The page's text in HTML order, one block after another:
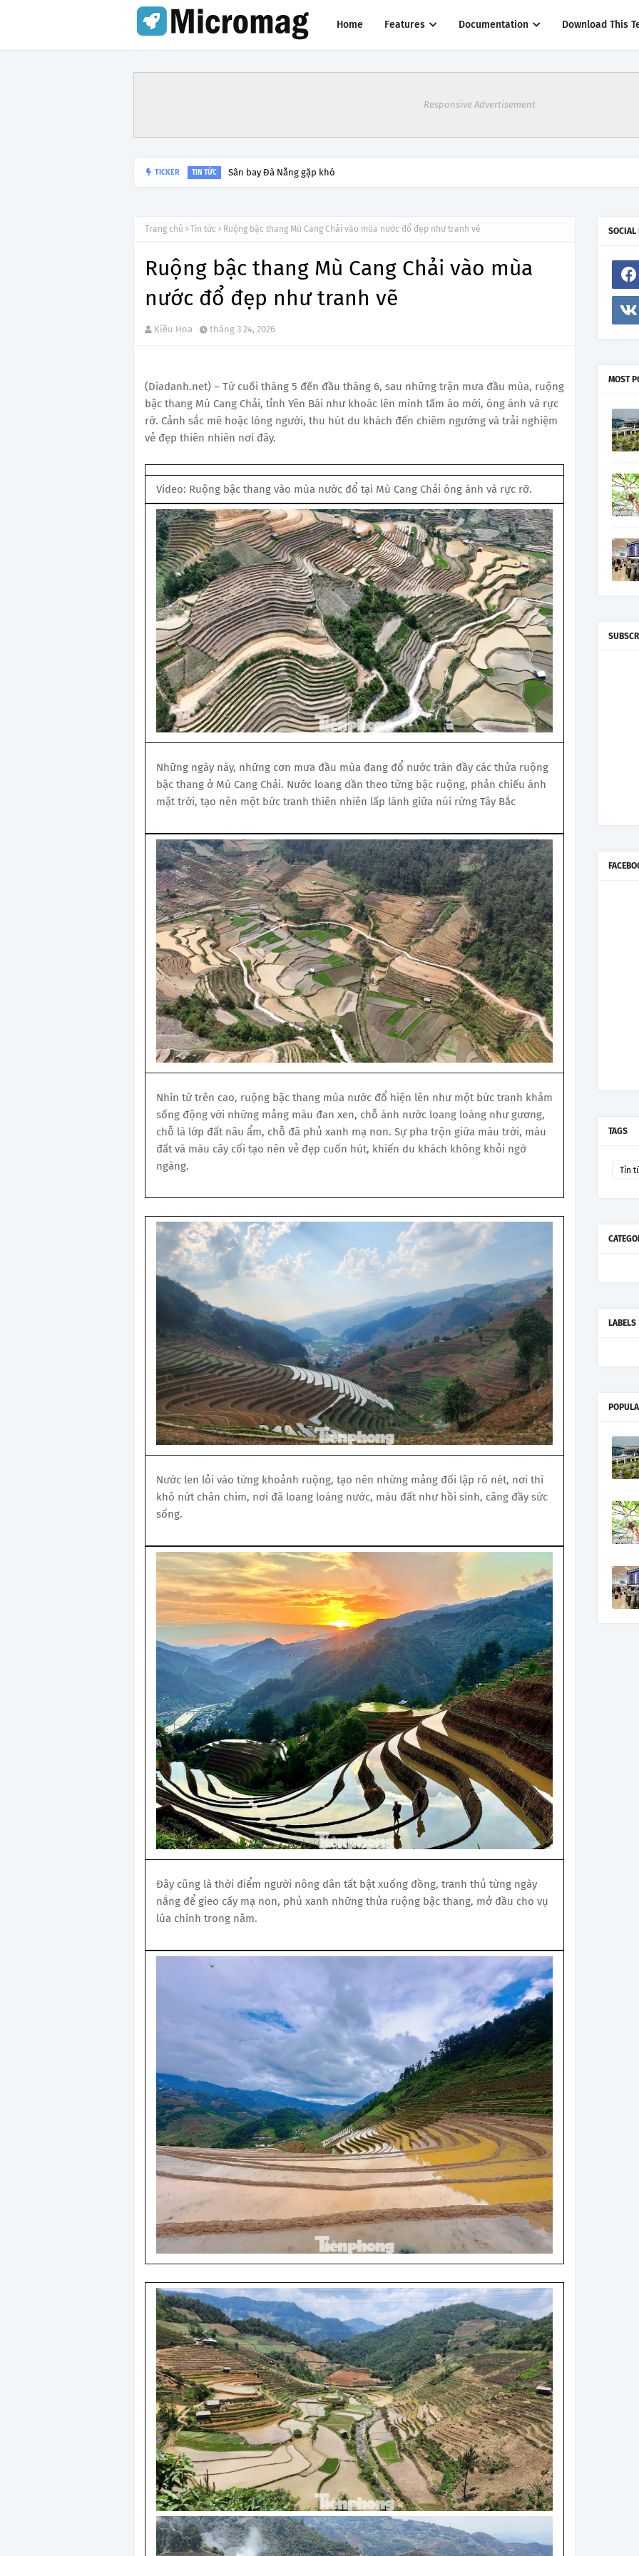
Home Features Documentation Download This
Responsive Advertisement
TICKER TIN TỨC Lý do tạm dừng khai thác một số đường bay từ 1/4
Trang chủ Tin tức Ruộng bậc thang Mù Cang Chải vào mùa nước đổ đẹp như tranh vẽ
Ruộng bậc thang Mù Cang Chải vào mùa
nước đổ đẹp như tranh vẽ
Kiều Hoa tháng 3 24, 2026
(Diadanh.net) – Từ cuối tháng 5 đến đầu tháng 6, sau những trận mưa đầu mùa, ruộng
bậc thang Mù Cang Chải, tỉnh Yên Bái như khoác lên mình tấm áo mới, óng ánh và rực
rỡ. Cảnh sắc mê hoặc lòng người, thu hút du khách đến chiêm ngưỡng và trải nghiệm
vẻ đẹp thiên nhiên nơi đây.
Video: Ruộng bậc thang vào mùa nước đổ tại Mù Cang Chải óng ánh và rực rỡ.
Những ngày này, những cơn mưa đầu mùa đang đổ nước tràn đầy các thửa ruộng
bậc thang ở Mù Cang Chải. Nước loang dần theo từng bậc ruộng, phản chiếu ánh
mặt trời, tạo nên một bức tranh thiên nhiên lấp lánh giữa núi rừng Tây Bắc
Nhìn từ trên cao, ruộng bậc thang mùa nước đổ hiện lên như một bức tranh khảm
sống động với những mảng màu đan xen, chỗ ánh nước loang loáng như gương,
chỗ là lớp đất nâu ẩm, chỗ đã phủ xanh mạ non. Sự pha trộn giữa màu trời, màu
đất và màu cây cối tạo nên vẻ đẹp cuốn hút, khiến du khách không khỏi ngỡ
ngàng.
Nước len lỏi vào từng khoảnh ruộng, tạo nên những mảng đối lập rõ nét, nơi thì
khô nứt chân chim, nơi đã loang loáng nước, màu đất như hồi sinh, căng đầy sức
sống.
Đây cũng là thời điểm người nông dân tất bật xuống đồng, tranh thủ từng ngày
nắng để gieo cấy mạ non, phủ xanh những thửa ruộng bậc thang, mở đầu cho vụ
lúa chính trong năm.
SOCIAL
MOST
TAGS
Tin
LABELS